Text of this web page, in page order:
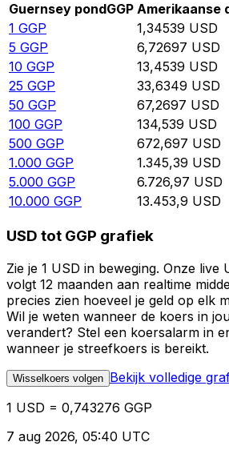
Guernsey pondGGP Amerikaanse
1 GGP 1,34539 USD
5 GGP 6,72697 USD
10 GGP 13,4539 USD
25 GGP 33,6349 USD
50 GGP 67,2697 USD
100 GGP 134,539 USD
500 GGP 672,697 USD
1.000 GGP 1.345,39 USD
5.000 GGP 6.726,97 USD
10.000 GGP 13.453,9 USD
USD tot GGP grafiek
Zie je 1 USD in beweging. Onze live
volgt 12 maanden aan realtime
precies zien hoeveel je geld op elk
Wil je weten wanneer de koers in
verandert? Stel een koersalarm in
wanneer je streefkoers is bereikt.
Wisselkoers volgen Bekijk volledige
1 USD = 0,743276 GGP
7 aug 2026, 05:40 UTC